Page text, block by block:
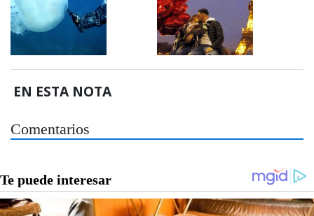
EN ESTA NOTA
Comentarios